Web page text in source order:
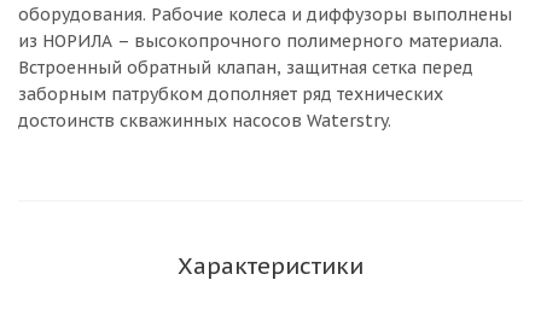
оборудования. Рабочие колеса и диффузоры выполнены
из НОРИЛА – высокопрочного полимерного материала.
Встроенный обратный клапан, защитная сетка перед
заборным патрубком дополняет ряд технических
достоинств скважинных насосов Waterstry.
Характеристики